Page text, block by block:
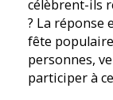
célèbrent-ils
? La réponse
fête
personnes,
participer à